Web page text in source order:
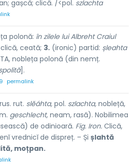
gașcă; clică. /<pol. szlachta
polonă: în zilele lui Albreht Craiul
ceată; 3. (ironic) partid: șleahta
nobleța polonă (din nemț.
].
permalink
rut. slĕáhta, pol. szlachta, nobleță,
geschlecht, neam, rasă). Nobilimea
de odinioară. Fig. Iron. Clică,
vrednicĭ de dispreț. – Și șlahtă
moțpan.